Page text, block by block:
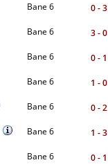
Bane 6
0 - 3
Bane 6
3 - 0
Bane 6
0 - 1
Bane 6
1 - 0
Bane 6
0 - 2
Bane 6
1 - 3
Bane 6
0 - 1